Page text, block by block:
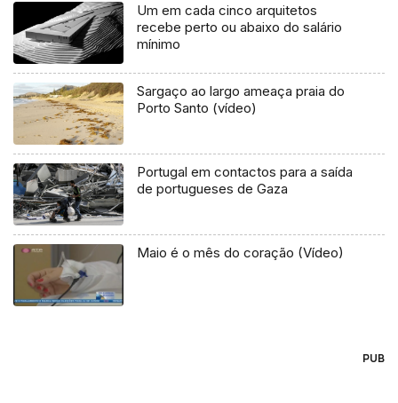
Um em cada cinco arquitetos
recebe perto ou abaixo do salário
mínimo
Sargaço ao largo ameaça praia do
Porto Santo (vídeo)
Portugal em contactos para a saída
de portugueses de Gaza
Maio é o mês do coração (Vídeo)
PUB